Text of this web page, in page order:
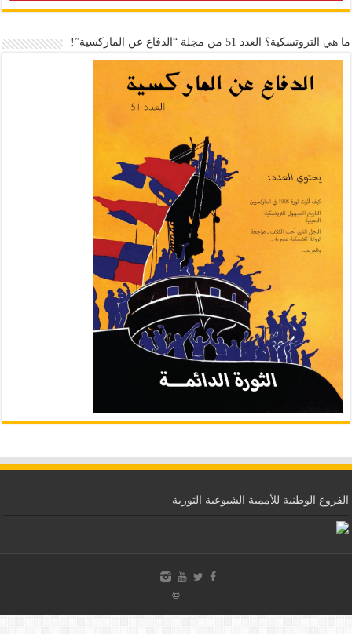
ما هي التروتسكية؟ العدد 51 من مجلة “الدفاع عن الماركسية”!
الفروع الوطنية للأممية الشيوعية الثورية
©